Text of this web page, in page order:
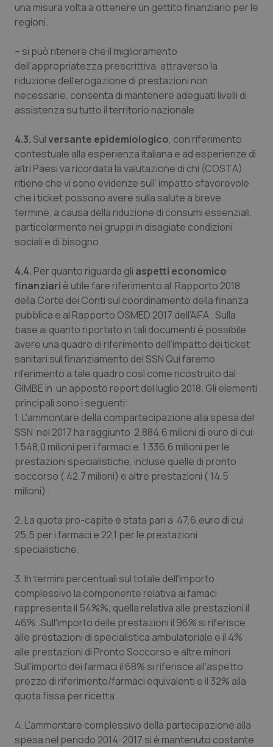
una misura volta a ottenere un gettito finanziario per le
regioni.
– si può ritenere che il miglioramento
dell’appropriatezza prescrittiva, attraverso la
riduzione dell’erogazione di prestazioni non
necessarie, consenta di mantenere adeguati livelli di
assistenza su tutto il territorio nazionale
4.3.Sulversante epidemiologico, con riferimento
contestuale alla esperienza italiana e ad esperienze di
altri Paesi va ricordata la valutazione di chi (COSTA)
ritiene che vi sono evidenze sull’ impatto sfavorevole
che i ticket possono avere sulla salute a breve
termine, a causa della riduzione di consumi essenziali,
particolarmente nei gruppi in disagiate condizioni
sociali e di bisogno
4.4. Per quanto riguarda gli aspetti economico
finanziari è utile fare riferimento al Rapporto 2018
della Corte dei Conti sul coordinamento della finanza
pubblica e al Rapporto OSMED 2017 dell’AIFA . Sulla
base ai quanto riportato in tali documenti è possibile
avere una quadro di riferimento dell'impatto dei ticket
sanitari sul finanziamento del SSN Qui faremo
riferimento a tale quadro così come ricostruito dal
GIMBE in un apposto report del luglio 2018. Gli elementi
principali sono i seguenti:
1. L'ammontare della compartecipazione alla spesa del
SSN nel 2017 ha raggiunto 2.884,6 milioni di euro di cui:
1.548,0 milioni per i farmaci e 1.336,6 milioni per le
prestazioni specialistiche, incluse quelle di pronto
soccorso ( 42,7 milioni) e altre prestazioni ( 14,5
milioni) .
2. La quota pro-capite è stata pari a 47,6,euro di cui
25,5 per i farmaci e 22,1 per le prestazioni
specialistiche.
3. In termini percentuali sul totale dell'importo
complessivo la componente relativa ai famaci
rappresenta il 54%%, quella relativa alle prestazioni il
46%..Sull'importo delle prestazioni il 96% si riferisce
alle prestazioni di specialistica ambulatoriale e il 4%
alle prestazioni di Pronto Soccorso e altre minori
Sull'importo dei farmaci il 68% si riferisce all'aspetto
prezzo di riferimento/farmaci equivalenti e il 32% alla
quota fissa per ricetta.
4. L'ammontare complessivo della partecipazione alla
spesa nel periodo 2014-2017 si è mantenuto costante